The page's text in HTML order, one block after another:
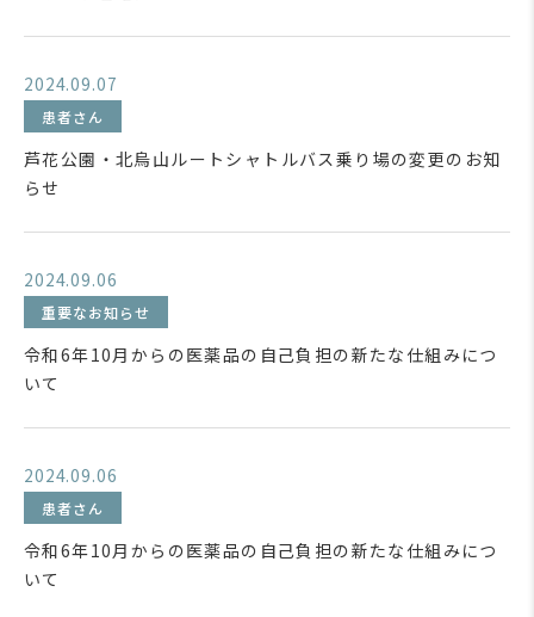
2024.09.07
患者さん
芦花公園・北烏山ルートシャトルバス乗り場の変更のお知
らせ
2024.09.06
重要なお知らせ
令和6年10月からの医薬品の自己負担の新たな仕組みにつ
いて
2024.09.06
患者さん
令和6年10月からの医薬品の自己負担の新たな仕組みにつ
いて